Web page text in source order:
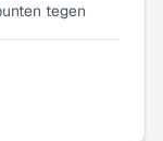
tegen